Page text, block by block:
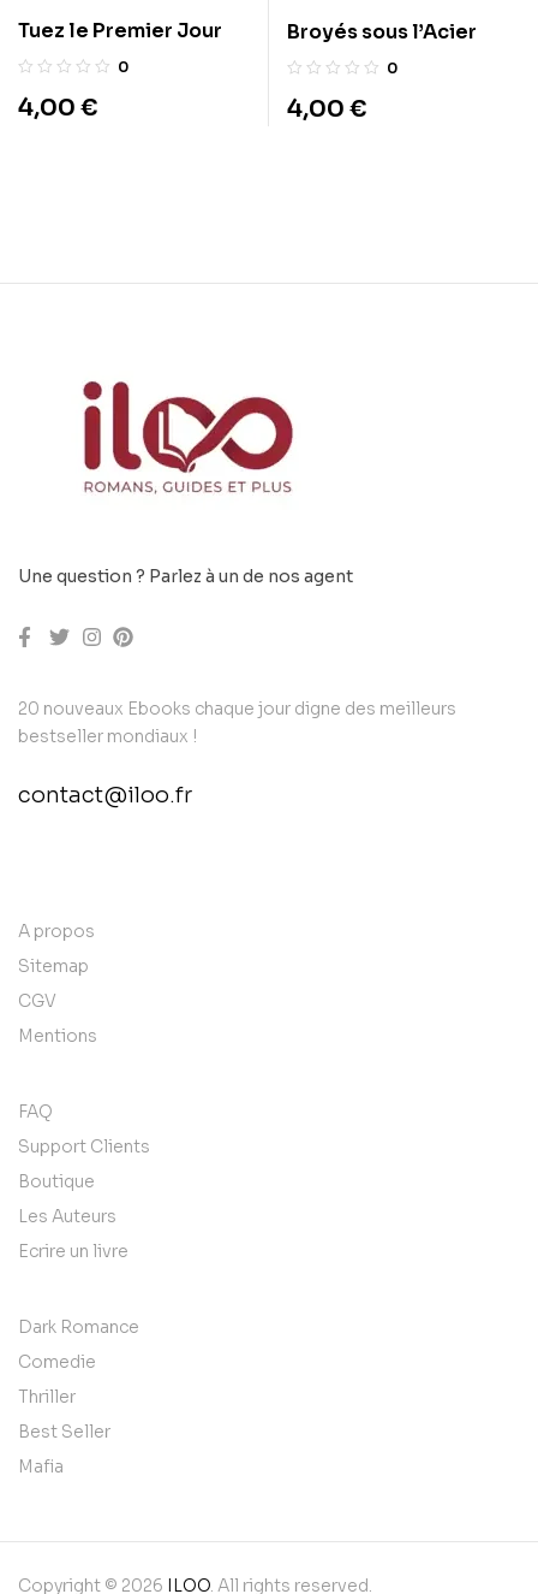
Tuez le Premier Jour
0
4,00 €
Broyés sous l’Acier
0
4,00 €
Une question ? Parlez à un de nos agent
20 nouveaux Ebooks chaque jour digne des meilleurs
bestseller mondiaux !
contact@iloo.fr
A propos
Sitemap
CGV
Mentions
FAQ
Support Clients
Boutique
Les Auteurs
Ecrire un livre
Dark Romance
Comedie
Thriller
Best Seller
Mafia
Copyright © 2026 ILOO . All rights reserved.